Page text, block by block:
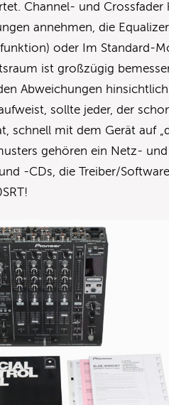
Channel- und Crossfader
annehmen, die
oder Im Standard-
ist großzügig
Abweichungen
sollte jeder, der
schnell mit dem Gerät auf
gehören ein Netz- und
-CDs, die Treiber/